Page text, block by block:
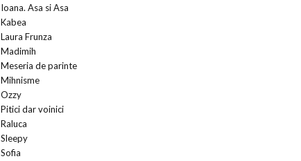
Ioana. Asa si Asa
Kabea
Laura Frunza
Madimih
Meseria de parinte
Mihnisme
Ozzy
Pitici dar voinici
Raluca
Sleepy
Sofia